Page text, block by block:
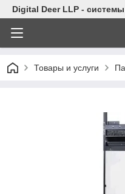
Digital Deer LLP -
Товары и услуги